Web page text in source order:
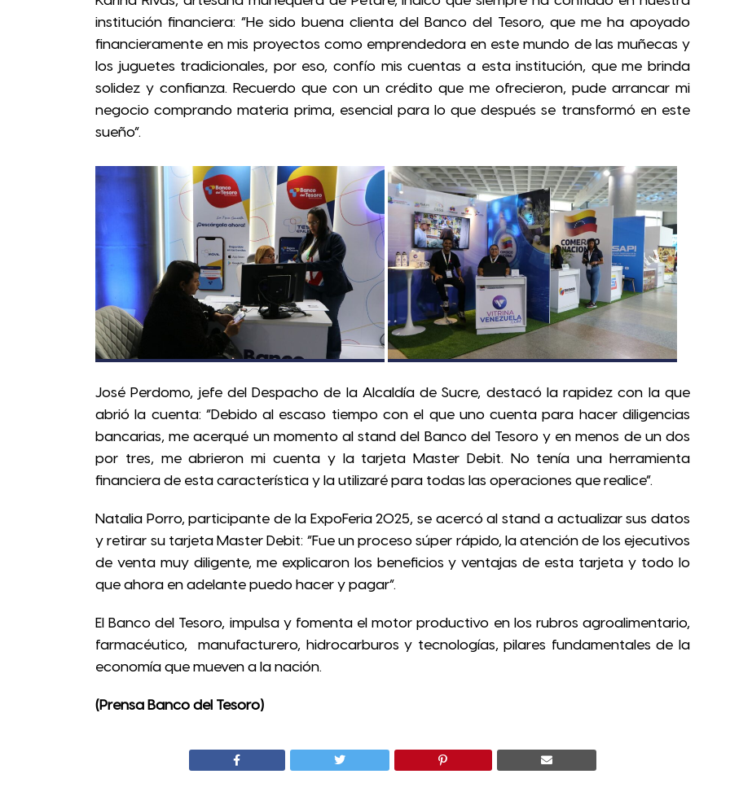
institución financiera: “He sido buena clienta del Banco del Tesoro, que me ha apoyado
financieramente en mis proyectos como emprendedora en este mundo de las muñecas y
los juguetes tradicionales, por eso, confío mis cuentas a esta institución, que me brinda
solidez y confianza. Recuerdo que con un crédito que me ofrecieron, pude arrancar mi
negocio comprando materia prima, esencial para lo que después se transformó en este
sueño”.
José Perdomo, jefe del Despacho de la Alcaldía de Sucre, destacó la rapidez con la que
abrió la cuenta: “Debido al escaso tiempo con el que uno cuenta para hacer diligencias
bancarias, me acerqué un momento al stand del Banco del Tesoro y en menos de un dos
por tres, me abrieron mi cuenta y la tarjeta Master Debit. No tenía una herramienta
financiera de esta característica y la utilizaré para todas las operaciones que realice”.
Natalia Porro, participante de la ExpoFeria 2025, se acercó al stand a actualizar sus datos
y retirar su tarjeta Master Debit: “Fue un proceso súper rápido, la atención de los ejecutivos
de venta muy diligente, me explicaron los beneficios y ventajas de esta tarjeta y todo lo
que ahora en adelante puedo hacer y pagar”.
El Banco del Tesoro, impulsa y fomenta el motor productivo en los rubros agroalimentario,
farmacéutico, manufacturero, hidrocarburos y tecnologías, pilares fundamentales de la
economía que mueven a la nación.
(Prensa Banco del Tesoro)